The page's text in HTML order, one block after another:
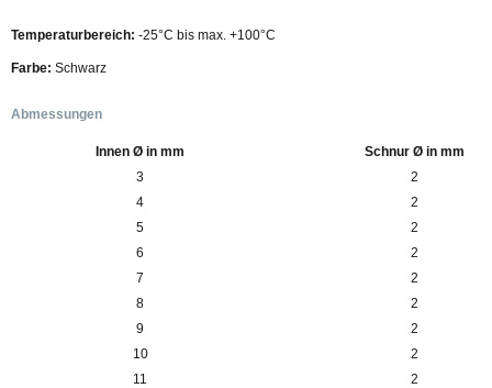
Temperaturbereich: -25°C bis max. +100°C
Farbe: Schwarz
Abmessungen
Innen Ø in mm
Schnur Ø in mm
3
2
4
2
5
2
6
2
7
2
8
2
9
2
10
2
11
2